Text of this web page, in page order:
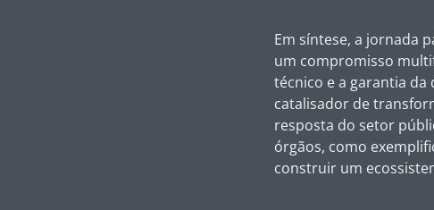
Em síntese, a jornada
um compromisso
técnico e a garantia da
catalisador de
resposta do setor
órgãos, como
construir um